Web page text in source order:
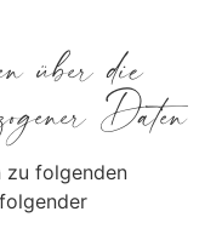
über die
Daten
zu folgenden